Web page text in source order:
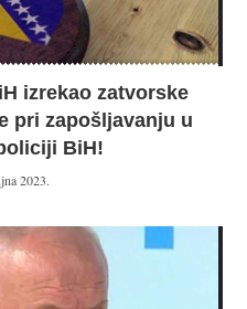
izrekao zatvorske
pri zapošljavanju u
BiH!
2023.